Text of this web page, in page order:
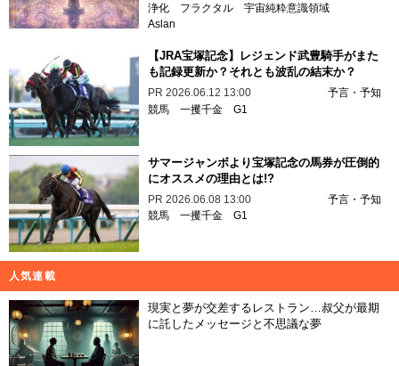
浄化
フラクタル 宇宙純粋意識領域
Aslan
【JRA宝塚記念】レジェンド武豊騎手がまた
も記録更新か？それとも波乱の結末か？
PR 2026.06.12 13:00
予言・予知
競馬 一攫千金 G1
サマージャンボより宝塚記念の馬券が圧倒的
にオススメの理由とは!?
PR 2026.06.08 13:00
予言・予知
競馬 一攫千金 G1
人気連載
現実と夢が交差するレストラン…叔父が最期
に託したメッセージと不思議な夢